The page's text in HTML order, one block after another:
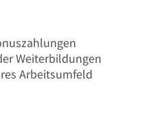
Weiterbildungen
Arbeitsumfeld